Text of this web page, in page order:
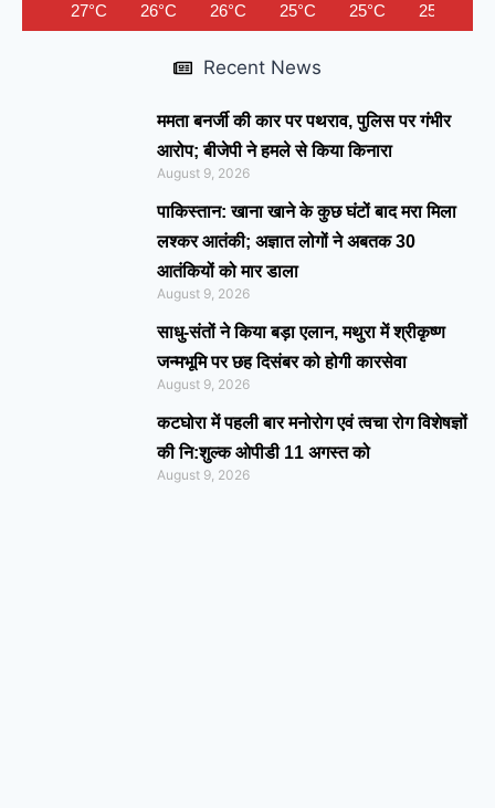
27°C 26°C 26°C 25°C 25°C 25°C
Recent News
ममता बनर्जी की कार पर पथराव, पुलिस पर गंभीर
आरोप; बीजेपी ने हमले से किया किनारा
August 9, 2026
पाकिस्तान: खाना खाने के कुछ घंटों बाद मरा मिला
लश्कर आतंकी; अज्ञात लोगों ने अबतक 30
आतंकियों को मार डाला
August 9, 2026
साधु-संतों ने किया बड़ा एलान, मथुरा में श्रीकृष्ण
जन्मभूमि पर छह दिसंबर को होगी कारसेवा
August 9, 2026
कटघोरा में पहली बार मनोरोग एवं त्वचा रोग विशेषज्ञों
की नि:शुल्क ओपीडी 11 अगस्त को
August 9, 2026